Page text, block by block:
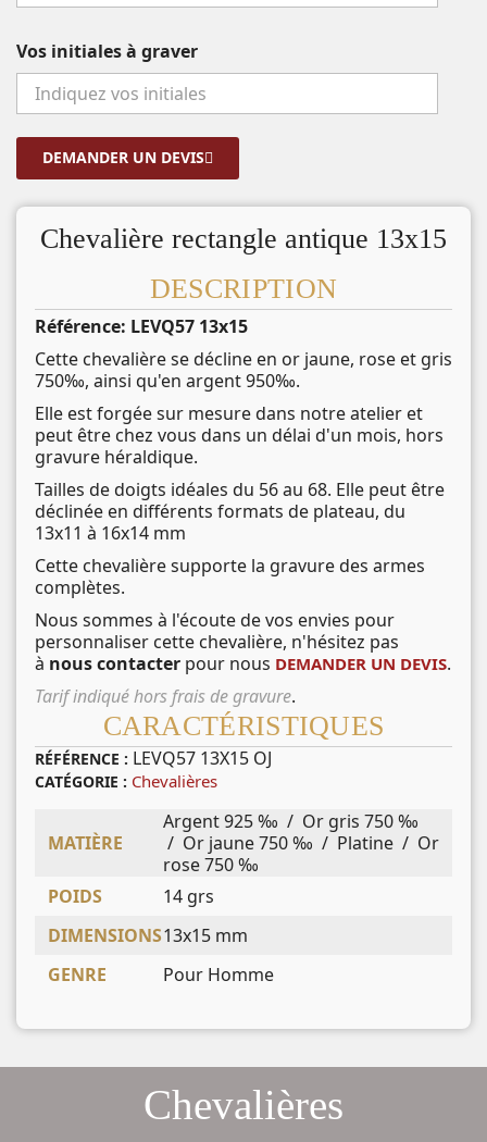
Vos initiales à graver
DEMANDER UN DEVIS
Chevalière rectangle antique 13x15
DESCRIPTION
Référence: LEVQ57 13x15
Cette chevalière se décline en or jaune, rose et gris
750‰, ainsi qu'en argent 950‰.
Elle est forgée sur mesure dans notre atelier et
peut être chez vous dans un délai d'un mois, hors
gravure héraldique.
Tailles de doigts idéales du 56 au 68. Elle peut être
déclinée en différents formats de plateau, du
13x11 à 16x14 mm
Cette chevalière supporte la gravure des armes
complètes.
Nous sommes à l'écoute de vos envies pour
personnaliser cette chevalière, n'hésitez pas
à nous contacter pour nous DEMANDER UN DEVIS.
Tarif indiqué hors frais de gravure.
CARACTÉRISTIQUES
RÉFÉRENCE : LEVQ57 13X15 OJ
CATÉGORIE : Chevalières
MATIÈRE
Argent 925 ‰ / Or gris 750 ‰
/ Or jaune 750 ‰ / Platine / Or
rose 750 ‰
POIDS
14 grs
DIMENSIONS13x15 mm
GENRE
Pour Homme
Chevalières